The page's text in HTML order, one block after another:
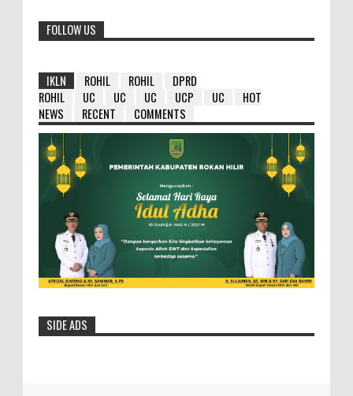
FOLLOW US
IKLN ROHIL ROHIL
DPRD
ROHIL
UC UC UC UCP UC
HOT
NEWS
RECENT COMMENTS
HM Wardan : Ambil Hikmahnya Dibalik
SIDE ADS